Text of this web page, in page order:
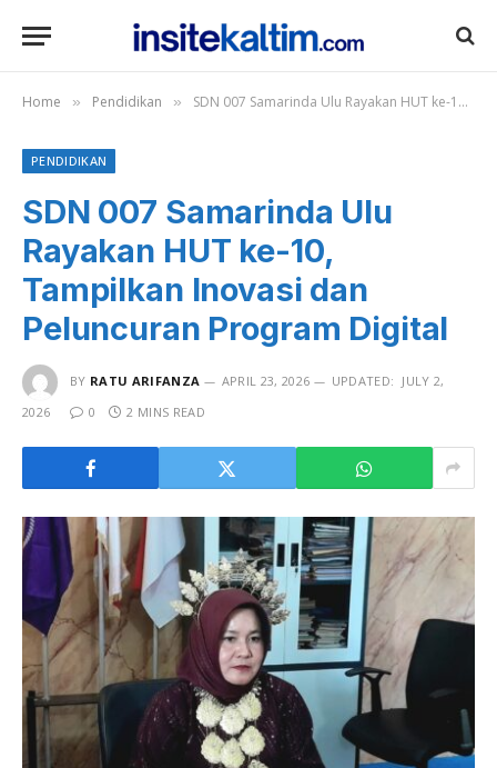
Home » Pendidikan » SDN 007 Samarinda Ulu Rayakan HUT ke-10, Tampilkan Inovasi dan Peluncuran Program Digital
PENDIDIKAN
SDN 007 Samarinda Ulu
Rayakan HUT ke-10,
Tampilkan Inovasi dan
Peluncuran Program Digital
BY RATU ARIFANZA APRIL 23, 2026 UPDATED: JULY 2,
2026
0 2 MINS READ